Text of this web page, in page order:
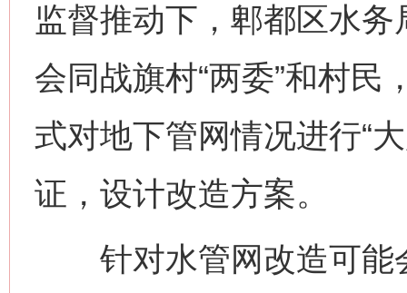
监督推动下，郫都区水
会同战旗村“两委”和村
式对地下管网情况进行“
证，设计改造方案。
针对水管网改造可能